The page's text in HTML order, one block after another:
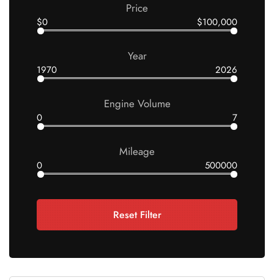
Price
$0 $100,000
Year
1970 2026
Engine Volume
0 7
Mileage
0 500000
Reset Filter